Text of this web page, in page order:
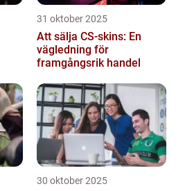
31 oktober 2025
Att sälja CS-skins: En
vägledning för
framgångsrik handel
30 oktober 2025